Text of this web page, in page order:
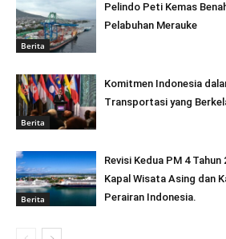
Berita
Pelindo Peti Kemas
Pelabuhan Merauke
Berita
Komitmen Indonesia
Transportasi yang
Berita
Revisi Kedua PM 4
Kapal Wisata Asing dan
Perairan Indonesia.